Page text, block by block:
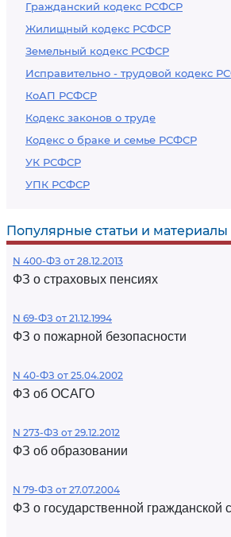
Гражданский кодекс РСФСР
Жилищный кодекс РСФСР
Земельный кодекс РСФСР
Исправительно - трудовой кодекс
КоАП РСФСР
Кодекс законов о труде
Кодекс о браке и семье РСФСР
УК РСФСР
УПК РСФСР
Популярные статьи и материалы
N 400-ФЗ от 28.12.2013
ФЗ о страховых пенсиях
N 69-ФЗ от 21.12.1994
ФЗ о пожарной безопасности
N 40-ФЗ от 25.04.2002
ФЗ об ОСАГО
N 273-ФЗ от 29.12.2012
ФЗ об образовании
N 79-ФЗ от 27.07.2004
ФЗ о государственной гражданской